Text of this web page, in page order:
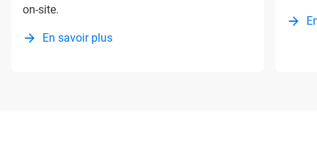
on-site.
En savoir plus